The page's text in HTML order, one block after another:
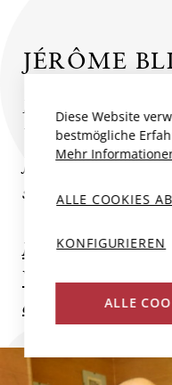
JÉRÔME
Die Familie Blin
Vallée de la
Jahrhundert.
seinem Studium...
Mehr zum
Weitere
des Produzenten
Diese Website
bestmögliche
Mehr
ALLE COOKIES
KONFIGURIEREN
ALLE